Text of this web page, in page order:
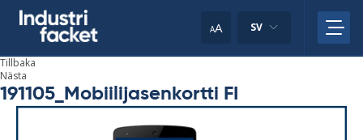
AA SV
Tillbaka
Nästa
191105_Mobiilijasenkortti FI